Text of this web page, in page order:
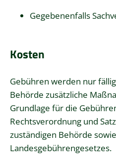
Gegebenenfalls
Kosten
Gebühren werden nur
Behörde zusätzliche
Grundlage für die
Rechtsverordnung und
zuständigen Behörde
Landesgebührengesetzes.